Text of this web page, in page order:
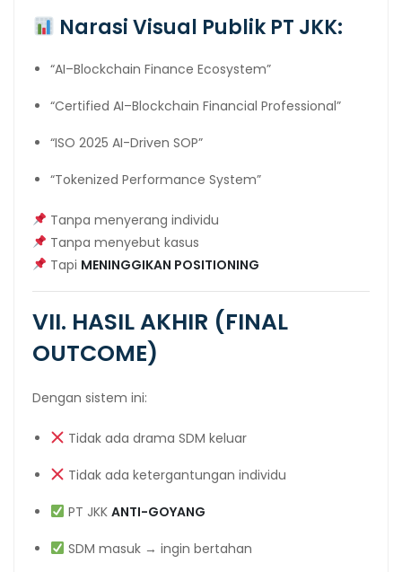
Narasi Visual Publik PT JKK:
“AI–Blockchain Finance Ecosystem”
“Certified AI–Blockchain Financial Professional”
“ISO 2025 AI-Driven SOP”
“Tokenized Performance System”
Tanpa menyerang individu
Tanpa menyebut kasus
Tapi MENINGGIKAN POSITIONING
VII. HASIL AKHIR (FINAL
OUTCOME)
Dengan sistem ini:
Tidak ada drama SDM keluar
Tidak ada ketergantungan individu
PT JKK ANTI-GOYANG
SDM masuk → ingin bertahan